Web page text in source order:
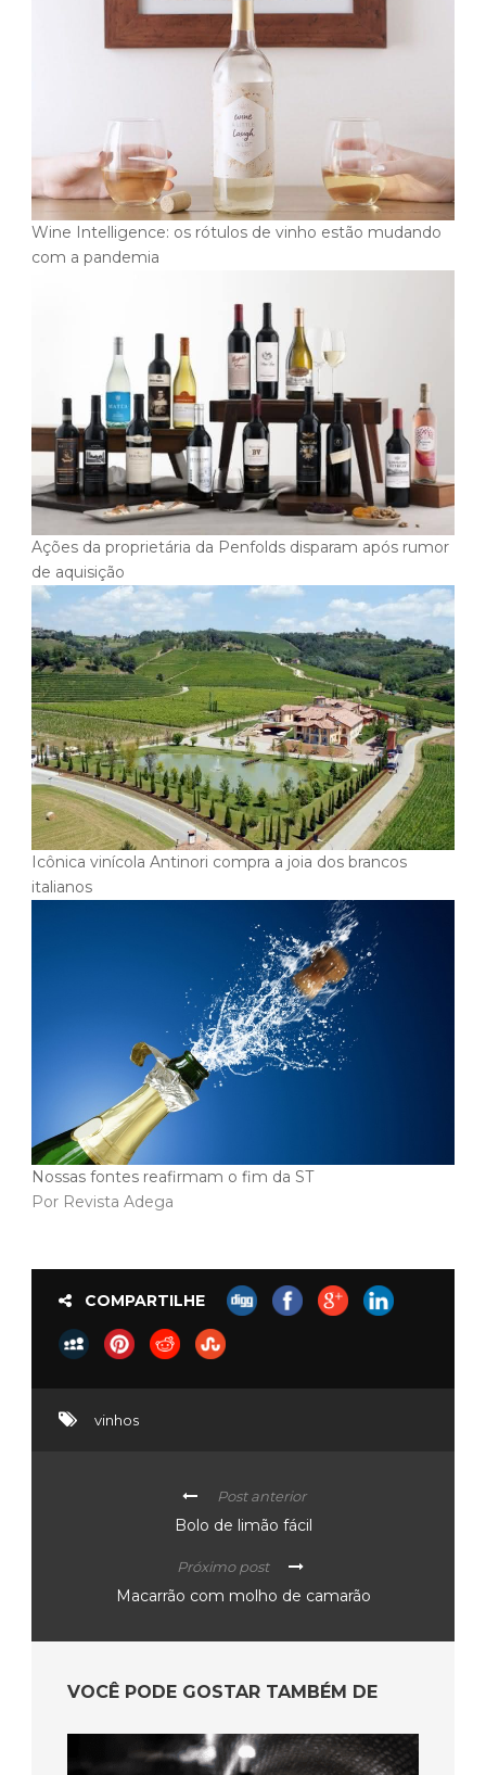
Wine Intelligence: os rótulos de vinho estão mudando
com a pandemia
Ações da proprietária da Penfolds disparam após rumor
de aquisição
Icônica vinícola Antinori compra a joia dos brancos
italianos
Nossas fontes reafirmam o fim da ST
Por Revista Adega
COMPARTILHE
vinhos
Post anterior
Bolo de limão fácil
Próximo post
Macarrão com molho de camarão
VOCÊ PODE GOSTAR TAMBÉM DE